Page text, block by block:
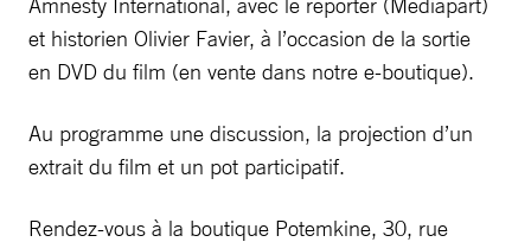
et historien Olivier Favier, à l’occasion de la sortie
en DVD du film (en vente dans notre e-boutique).
Au programme une discussion, la projection d’un
extrait du film et un pot participatif.
Rendez-vous à la boutique Potemkine, 30, rue